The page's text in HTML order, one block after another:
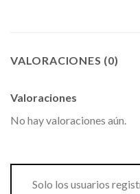
VALORACIONES (0)
Valoraciones
No hay valoraciones aún.
Solo los usuarios